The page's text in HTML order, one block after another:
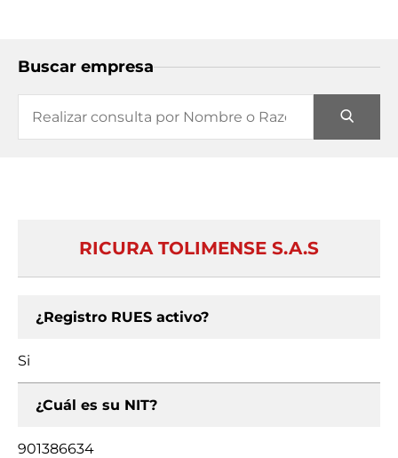
Buscar empresa
RICURA TOLIMENSE S.A.S
¿Registro RUES activo?
Si
¿Cuál es su NIT?
901386634